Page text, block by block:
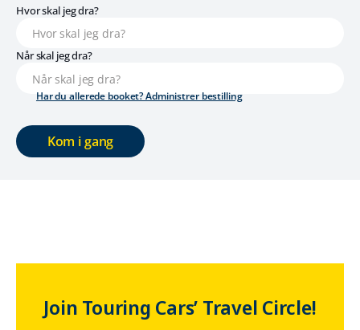
Hvor skal jeg dra?
Når skal jeg dra?
Kom i gang
Har du allerede booket? Administrer bestilling
Join Touring Cars’ Travel Circle!